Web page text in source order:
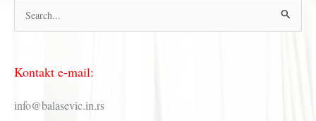
р
т
р
Kontakt e-mail:
info@balasevic.in.rs